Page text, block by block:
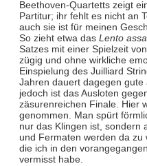
Beethoven-Quartetts zeigt
Partitur; ihr fehlt es nicht an
auch sie ist für meinen
So zieht etwa das Lento
Satzes mit einer Spielzeit
zügig und ohne wirkliche
Einspielung des Juilliard
Jahren dauert dagegen
jedoch ist das Ausloten
zäsurenreichen Finale. Hier
genommen. Man spürt
nur das Klingen ist, sondern
und Fermaten werden da zu
die ich in den
vermisst habe.